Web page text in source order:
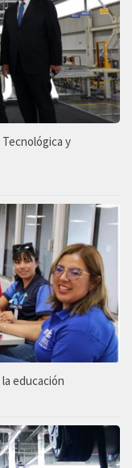
Tecnológica y
educación